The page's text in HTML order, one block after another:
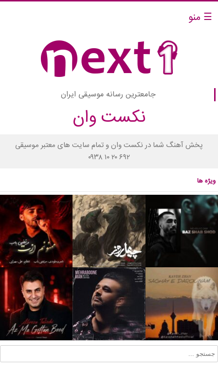
☰ منو
جامعترین رسانه موسیقی ایران
نکست وان
پخش آهنگ شما در نکست وان و تمام سایت های معتبر موسیقی
۰۹۳۸ ۱۰ ۲۰ ۶۹۲
ویژه ها